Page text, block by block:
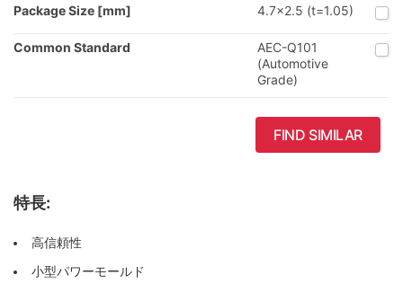
Package Size [mm] 4.7x2.5 (t=1.05)
Common Standard
AEC-Q101
(Automotive
Grade)
FIND SIMILAR
特長:
高信頼性
小型パワーモールド